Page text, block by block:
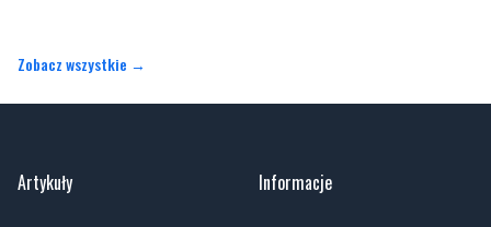
Zobacz wszystkie →
Artykuły Informacje